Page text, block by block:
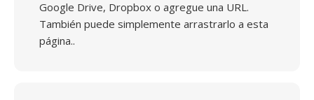
Google Drive, Dropbox o agregue una URL.
También puede simplemente arrastrarlo a esta
página..